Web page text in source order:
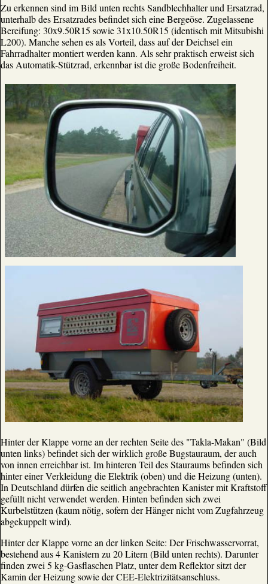
Zu erkennen sind im Bild unten rechts Sandblechhalter und Ersatzrad,
unterhalb des Ersatzrades befindet sich eine Bergeöse. Zugelassene
Bereifung: 30x9.50R15 sowie 31x10.50R15 (identisch mit Mitsubishi
L200). Manche sehen es als Vorteil, dass auf der Deichsel ein
Fahrradhalter montiert werden kann. Als sehr praktisch erweist sich
das Automatik-Stützrad, erkennbar ist die große Bodenfreiheit.
Hinter der Klappe vorne an der rechten Seite des "Takla-Makan" (Bild
unten links) befindet sich der wirklich große Bugstauraum, der auch
von innen erreichbar ist. Im hinteren Teil des Stauraums befinden sich
hinter einer Verkleidung die Elektrik (oben) und die Heizung (unten).
In Deutschland dürfen die seitlich angebrachten Kanister mit Kraftstoff
gefüllt nicht verwendet werden. Hinten befinden sich zwei
Kurbelstützen (kaum nötig, sofern der Hänger nicht vom Zugfahrzeug
abgekuppelt wird).
Hinter der Klappe vorne an der linken Seite: Der Frischwasservorrat,
bestehend aus 4 Kanistern zu 20 Litern (Bild unten rechts). Darunter
finden zwei 5 kg-Gasflaschen Platz, unter dem Reflektor sitzt der
Kamin der Heizung sowie der CEE-Elektrizitätsanschluss.